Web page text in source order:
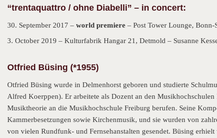
“trentaquattro / ohne Diabelli” – in concert:
30. September 2017 – world premiere – Post Tower Lounge, Bonn-
3. October 2019 – Kulturfabrik Hangar 21, Detmold – Susanne
Otfried Büsing (*1955)
Otfried Büsing wurde in Delmenhorst geboren und studierte
Alfred Koerppen). Er arbeitete als Dozent an den
Musiktheorie an die Musikhochschule Freiburg berufen. Seine
Kammerbesetzungen sowie Kirchenmusik, und sie wurden von
von vielen Rundfunk- und Fernsehanstalten gesendet. Büsing